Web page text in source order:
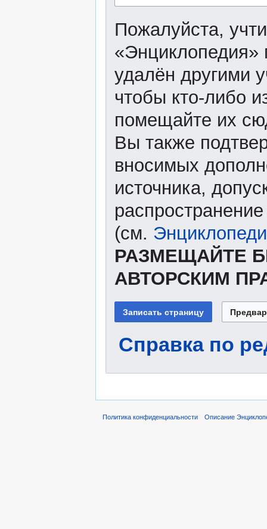
Пожалуйста,
«Энциклопедия»
удалён другими
чтобы кто-либо
помещайте их
Вы также
вносимых
источника,
(см.
РАЗМЕЩАЙТЕ
АВТОРСКИМ
Справка по
Политика конфиденциальности Описание